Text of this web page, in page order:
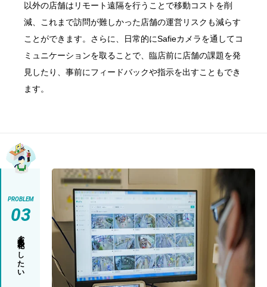
以外の店舗はリモート遠隔を行うことで移動コストを削
減、これまで訪問が難しかった店舗の運営リスクも減らす
ことができます。さらに、日常的にSafieカメラを通してコ
ミュニケーションを取ることで、臨店前に店舗の課題を発
見したり、事前にフィードバックや指示を出すこともでき
ます。
PROBLEM
03
省人化・無人化をしたい